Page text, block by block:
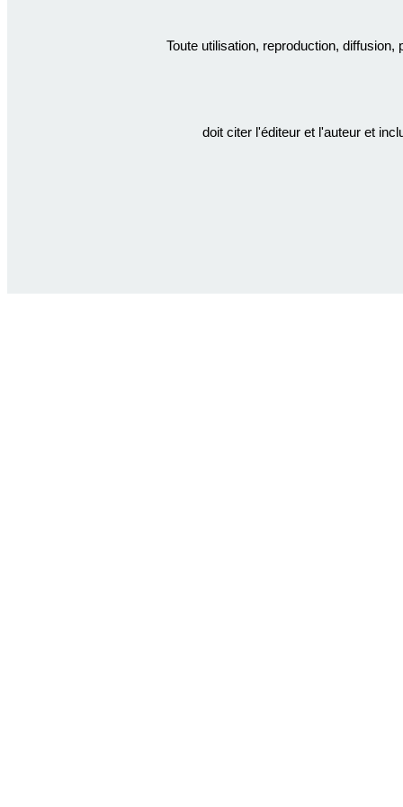
Toute utilisation, reproduction,
doit citer l'éditeur et l'auteur et